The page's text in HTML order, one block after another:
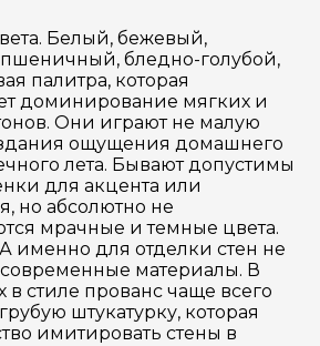
Белый, бежевый,
бледно-голубой,
палитра, которая
доминирование мягких и
Они играют не малую
ощущения домашнего
лета. Бывают допустимы
для акцента или
но абсолютно не
мрачные и темные цвета.
именно для отделки стен не
материалы. В
стиле прованс чаще всего
штукатурку, которая
имитировать стены в